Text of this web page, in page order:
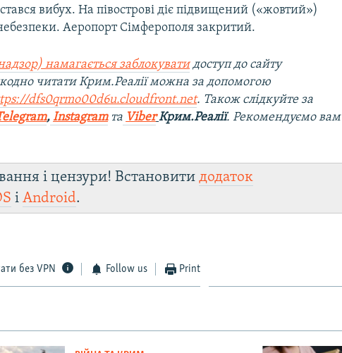
вибух. На півострові діє підвищений («жовтий»)
Аеропорт Сімферополя закритий.
намагається заблокуватидоступ до сайту
читати Крим.Реалії можна за допомогою
dfs0qrmo00d6u.cloudfront.net. Також слідкуйте за
, Instagramта Viber Крим.Реалії. Рекомендуємо вам
і цензури! Встановитидодаток
іAndroid.
без VPN Follow us Print